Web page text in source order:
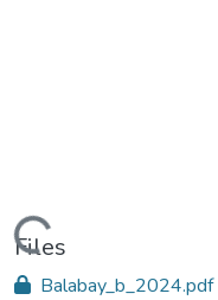
Loading...
Files
Balabay_b_2024.pdf